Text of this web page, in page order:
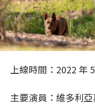
上線時間：2022 年
主要演員：維多利